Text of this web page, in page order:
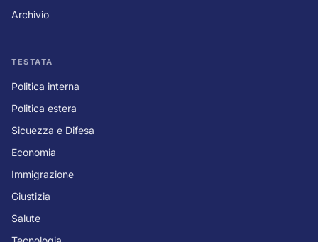
Archivio
TESTATA
Politica interna
Politica estera
Sicuezza e Difesa
Economia
Immigrazione
Giustizia
Salute